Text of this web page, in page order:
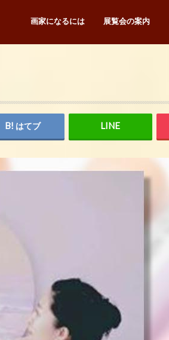
画家になるには 展覧会の案内
はてブ